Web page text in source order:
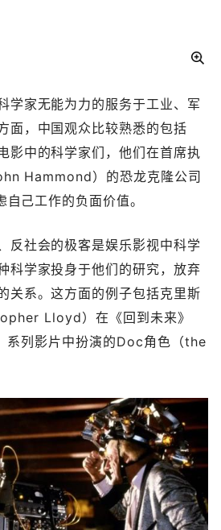
学家无能为力的服务于工业、军
面，中国观众比较熟悉的包括
影中的科学家们，他们在首席执
Hammond）的恐龙克隆公司
己工作的负面价值。
反社会的极客是娱乐影视中科学
科学家投身于他们的研究，放弃
关系。这方面的例子包括克里斯
Lloyd）在《回到未来》
系列影片中扮演的Doc角色（the